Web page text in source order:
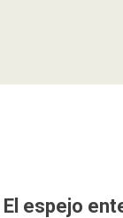
espejo